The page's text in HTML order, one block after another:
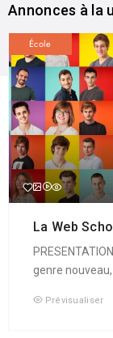
Annonces à la
École
La Web
genre nouveau,
Prévisualiser